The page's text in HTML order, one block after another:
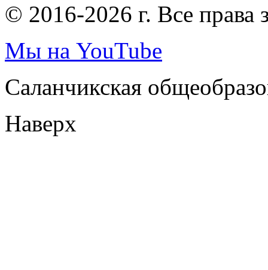
© 2016-2026 г. Все
Мы на YouTube
Саланчикская
Наверх